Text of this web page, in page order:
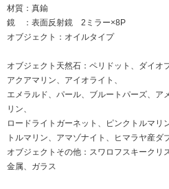
材質：真鍮
鏡 ：表面反射鏡 2ミラー×8P
オブジェクト：オイルタイプ
オブジェクト天然石：ペリドット、ダイオ
アクアマリン、アイオライト、
エメラルド、パール、ブルートパーズ、ア
リン、
ロードライトガーネット、ピンクトルマリ
トルマリン、アマゾナイト、ヒマラヤ産ダ
オブジェクトその他：スワロフスキークリ
金属、ガラス